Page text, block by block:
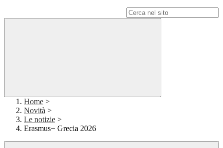
Home >
Novità >
Le notizie >
Erasmus+ Grecia 2026